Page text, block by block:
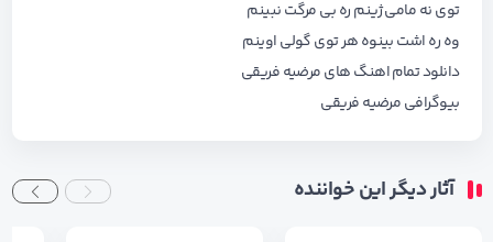
توی نه مامی ژینم ره بی مرگت نبینم
وه ره اشت بینوه هر توی گولی اوینم
دانلود تمام اهنگ هایمرضیه فریقی
بیوگرافیمرضیه فریقی
آثار دیگر این خواننده